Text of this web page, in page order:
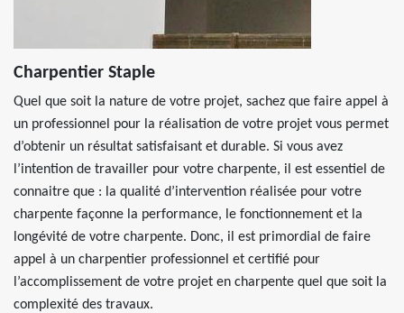
Charpentier Staple
Quel que soit la nature de votre projet, sachez que faire appel à
un professionnel pour la réalisation de votre projet vous permet
d’obtenir un résultat satisfaisant et durable. Si vous avez
l’intention de travailler pour votre charpente, il est essentiel de
connaitre que : la qualité d’intervention réalisée pour votre
charpente façonne la performance, le fonctionnement et la
longévité de votre charpente. Donc, il est primordial de faire
appel à un charpentier professionnel et certifié pour
l’accomplissement de votre projet en charpente quel que soit la
complexité des travaux.